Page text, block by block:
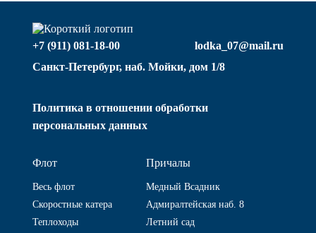
+7 (911) 081-18-00
lodka_07@mail.ru
Санкт-Петербург, наб. Мойки, дом 1/8
Политика в отношении обработки
персональных данных
Флот
Весь флот
Скоростные катера
Теплоходы
Причалы
Медный Всадник
Адмиралтейская наб. 8
Летний сад